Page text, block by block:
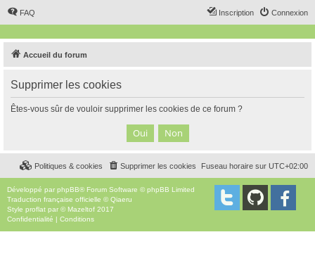
FAQ Connexion
Inscription
Accueil du forum
Supprimer les cookies
Êtes-vous sûr de vouloir supprimer les cookies de ce forum ?
Fuseau horaire sur UTC+02:00
Supprimer les cookies
Politiques & cookies
Développé par phpBB® Forum Software © phpBB Limited
Traduction française officielle ©Qiaeru
Style proflat par © Mazeltof 2017
Confidentialité | Conditions